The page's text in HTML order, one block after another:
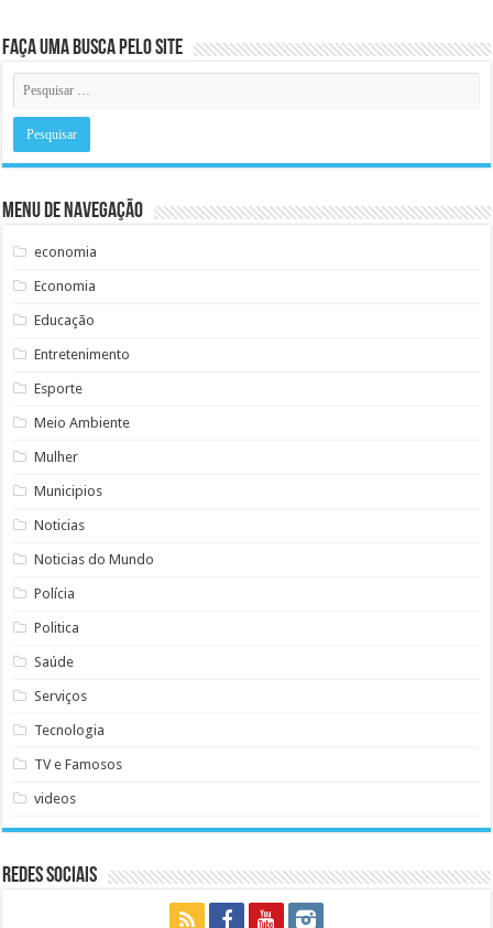
Faça uma busca pelo Site
Menu de Navegação
economia
Economia
Educação
Entretenimento
Esporte
Meio Ambiente
Mulher
Municipios
Noticias
Noticias do Mundo
Polícia
Politica
Saúde
Serviços
Tecnologia
TV e Famosos
videos
Redes Sociais